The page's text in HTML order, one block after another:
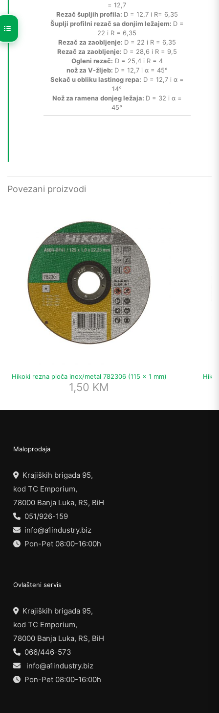
= 12,7
Rezač šupljih profila: D = 12,7 i R= 6,35
Šuplji profilni rezač sa donjim ležajem: D =
22 i R = 6,35
Rezač za zaobljenje: D = 22 i R = 6,35
Rezač za zaobljenje: D = 28,6 i R = 9,5
Ogleni rezač: D = 25,4 i R = 4
nož za V-žljeb: D = 12,7 i α = 45°
Sekač u obliku lastinog repa: D = 12,7 i α =
14°
Nož za ramena donjeg ležaja: D = 32 i α =
45°
Povezani proizvodi
Hikoki rezna ploča inox/metal 782306 (115 x 1 mm)
1,50 KM
Maloprodaja
Krajiških brigada 95,
kod TC Emporium,
78000 Banja Luka, RS, BiH
051/926-159
info@a1industry.biz
Pon-Pet 08:00-16:00h
Ovlašteni servis
Krajiških brigada 95,
kod TC Emporium,
78000 Banja Luka, RS, BiH
066/446-573
info@a1industry.biz
Pon-Pet 08:00-16:00h